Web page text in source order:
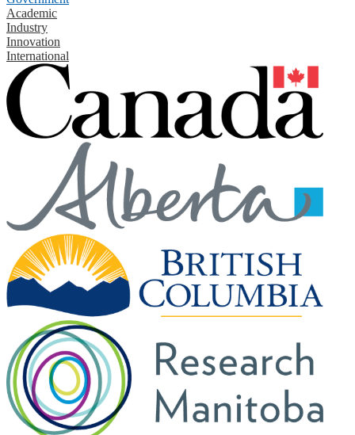
Academic
Industry
Innovation
International